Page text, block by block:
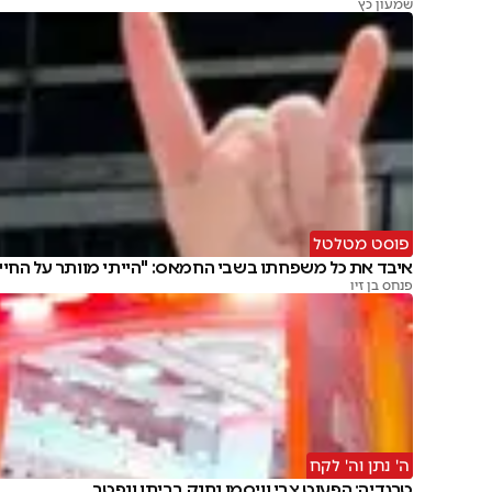
שמעון כץ
פוסט מטלטל
איבד את כל משפחתו בשבי החמאס: "הייתי מוותר על
פנחס בן זיו
ה' נתן וה' לקח